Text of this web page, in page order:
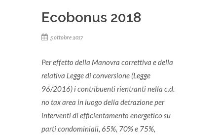
Ecobonus 2018
5 ottobre 2017
Per effetto della Manovra correttiva e della
relativa Legge di conversione (Legge
96/2016) i contribuenti rientranti nella c.d.
no tax area in luogo della detrazione per
interventi di efficientamento energetico su
parti condominiali, 65%, 70% e 75%,